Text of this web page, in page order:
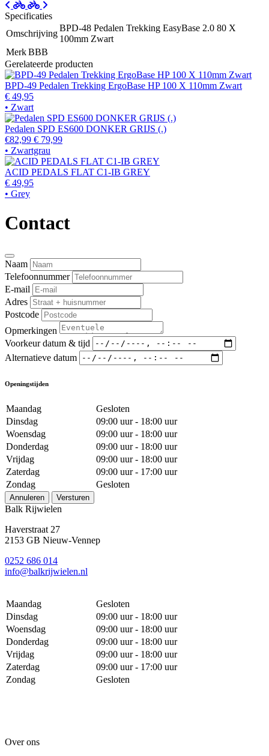
Specificaties
Omschrijving
BPD-48 Pedalen Trekking EasyBase 2.0 80 X
100mm Zwart
MerkBBB
Gerelateerde producten
BPD-49 Pedalen Trekking ErgoBase HP 100 X 110mm Zwart
€ 49,95
• Zwart
Pedalen SPD ES600 DONKER GRIJS (.)
€82,99 € 79,99
• Zwartgrau
ACID PEDALS FLAT C1-IB GREY
€ 49,95
• Grey
Contact
Naam
Telefoonnummer
E-mail
Adres
Postcode
Opmerkingen
Voorkeur datum & tijd
Alternatieve datum
Openingstijden
Maandag
Gesloten
Dinsdag
09:00 uur - 18:00 uur
Woensdag
09:00 uur - 18:00 uur
Donderdag
09:00 uur - 18:00 uur
Vrijdag
09:00 uur - 18:00 uur
Zaterdag
09:00 uur - 17:00 uur
Zondag
Gesloten
Annuleren Versturen
Balk Rijwielen
Haverstraat 27
2153 GB Nieuw-Vennep
0252 686 014
info@balkrijwielen.nl
Maandag
Gesloten
Dinsdag
09:00 uur - 18:00 uur
Woensdag
09:00 uur - 18:00 uur
Donderdag
09:00 uur - 18:00 uur
Vrijdag
09:00 uur - 18:00 uur
Zaterdag
09:00 uur - 17:00 uur
Zondag
Gesloten
Over ons